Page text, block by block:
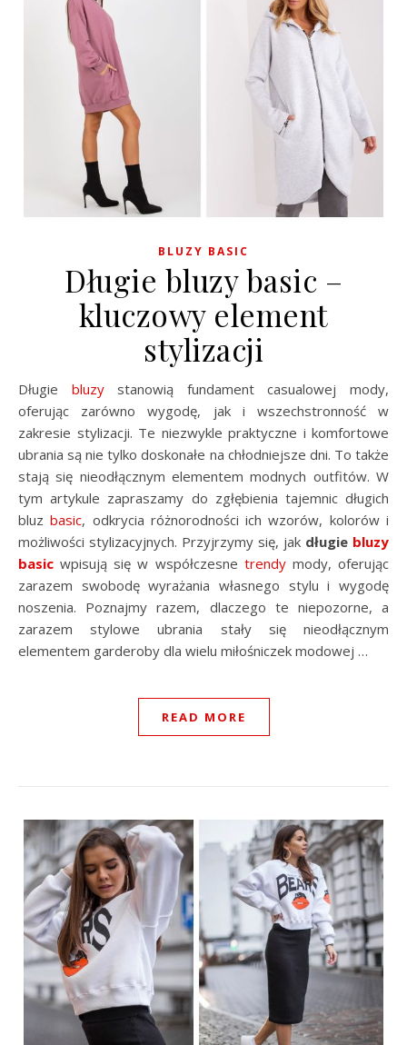
BLUZY BASIC
Długie bluzy basic –
kluczowy element
stylizacji
Długie bluzystanowią fundament casualowej mody,
oferując zarówno wygodę, jak i wszechstronność w
zakresie stylizacji. Te niezwykle praktyczne i komfortowe
ubrania są nie tylko doskonałe na chłodniejsze dni. To także
stają się nieodłącznym elementem modnych outfitów. W
tym artykule zapraszamy do zgłębienia tajemnic długich
bluzbasic, odkrycia różnorodności ich wzorów, kolorów i
możliwości stylizacyjnych. Przyjrzymy się, jak długie bluzy
basic wpisują się w współczesne trendymody, oferując
zarazem swobodę wyrażania własnego stylu i wygodę
noszenia. Poznajmy razem, dlaczego te niepozorne, a
zarazem stylowe ubrania stały się nieodłącznym
elementem garderoby dla wielu miłośniczek modowej …
READ MORE